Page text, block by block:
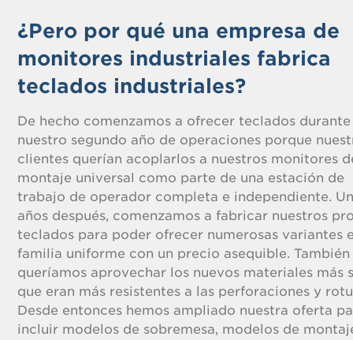
¿Pero por qué una empresa de
monitores industriales fabrica
teclados industriales?
De hecho comenzamos a ofrecer teclados durante
nuestro segundo año de operaciones porque
clientes querían acoplarlos a nuestros monitores
montaje universal como parte de una estación de
trabajo de operador completa e independiente.
años después, comenzamos a fabricar nuestros
teclados para poder ofrecer numerosas variantes
familia uniforme con un precio asequible. También
queríamos aprovechar los nuevos materiales más
que eran más resistentes a las perforaciones y
Desde entonces hemos ampliado nuestra oferta
incluir modelos de sobremesa, modelos de